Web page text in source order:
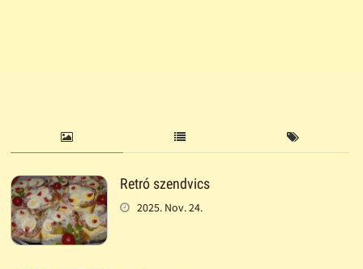
Retró szendvics
2025. Nov. 24.